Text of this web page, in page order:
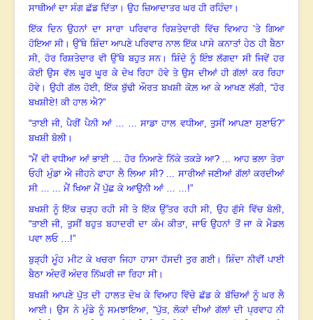
ਸਾਥੀਆਂ ਦਾ ਸੰਗ ਛੱਡ ਦਿੱਤਾ । ਉਹ ਜ਼ਿਆਦਾਤਰ ਘਰ ਹੀ ਰਹਿੰਦਾ ।
ਇੱਕ ਦਿਨ ਉਹਨਾਂ ਦਾ ਸਾਰਾ ਪਰਿਵਾਰ ਰਿਸ਼ਤੇਦਾਰੀ ਵਿੱਚ ਵਿਆਹ ’ਤੇ ਗਿਆ
ਹੋਇਆ ਸੀ। ਉੱਥੇ ਸ਼ਿੰਦਾ ਆਪਣੇ ਪਰਿਵਾਰ ਨਾਲ ਇੱਕ ਪਾਸੇ ਕਨਾਤਾਂ ਹੇਠ ਹੀ ਬੈਠਾ
ਸੀ, ਹੋਰ ਰਿਸ਼ਤੇਦਾਰ ਵੀ ਉੱਥੇ ਬਹੁਤ ਸਨ। ਸ਼ਿੰਦੇ ਨੂੰ ਇੰਝ ਲੱਗਦਾ ਸੀ ਜਿਵੇਂ ਹਰ
ਕੋਈ ਉਸ ਵੱਲ ਘੂਰ ਘੂਰ ਕੇ ਦੇਖ ਰਿਹਾ ਹੋਵੇ ਤੇ ਉਸ ਦੀਆਂ ਹੀ ਗੱਲਾਂ ਕਰ ਰਿਹਾ
ਹੋਵੇ। ਉਹੀ ਗੱਲ ਹੋਈ,ਇੱਕ ਬੁੱਢੀ ਔਰਤ ਬਖਸ਼ੀ ਕੋਲ਼ ਆ ਕੇ ਆਖਣ ਲੱਗੀ, “ਹੋਰ
ਬਖਸ਼ੀਏ! ਕੀ ਹਾਲ ਐ?”
“ਤਾਈ ਜੀ, ਪੈਰੀਂ ਪੈਨੀ ਆਂ … … ਸਾਡਾ ਹਾਲ ਵਧੀਆ, ਤੁਸੀਂ ਆਪਣਾ ਸੁਣਾਓ?”
ਬਖਸ਼ੀ ਬੋਲੀ।
“ਮੈਂ ਵੀ ਵਧੀਆ ਆਂ ਭਾਈ … ਹੋਰ ਨਿਆਣੇ ਨਿੱਕੇ ਤਕੜੇ ਆ? ... ਆਹ ਭਲਾ ਤੇਰਾ
ਓਹੀ ਮੁੰਡਾ ਐ ਜੀਹਨੇ ਫਾਹਾ ਲੈ ਲਿਆ ਸੀ? ... ਸਾਰੀਆਂ ਜਣੀਆਂ ਗੱਲਾਂ ਕਰਦੀਆਂ
ਸੀ … ... ਮੈਂ ਖਿਆ ਮੈਂ ਪੁੱਛ ਕੇ ਆਉਨੀ ਆਂ … …!”
ਬਖਸ਼ੀ ਨੂੰ ਇੱਕ ਚੜ੍ਹ ਰਹੀ ਸੀ ਤੇ ਇੱਕ ਉੱਤਰ ਰਹੀ ਸੀ, ਉਹ ਗੁੱਸੇ ਵਿੱਚ ਬੋਲੀ,
“ਤਾਈ ਜੀ, ਤੁਸੀਂ ਬਹੁਤ ਬਹਾਦਰੀ ਦਾ ਕੰਮ ਕੀਤਾ, ਜਾਓ ਉਹਨਾਂ ਤੋਂ ਜਾ ਕੇ ਮੈਡਲ
ਪਵਾ ਲਓ …!”
ਬੁੜ੍ਹੀ ਮੂੰਹ ਮੀਟ ਕੇ ਖਚਰਾ ਜਿਹਾ ਹਾਸਾ ਹੱਸਦੀ ਤੁਰ ਗਈ। ਸ਼ਿੰਦਾ ਨੀਵੀਂ ਪਾਈ
ਬੈਠਾ ਅੰਦਰੋਂ ਅੰਦਰ ਨਿੱਘਰੀ ਜਾ ਰਿਹਾ ਸੀ।
ਬਖਸ਼ੀ ਆਪਣੇ ਪੁੱਤ ਦੀ ਹਾਲਤ ਦੇਖ ਕੇ ਵਿਆਹ ਵਿੱਚੇ ਛੱਡ ਕੇ ਬੱਚਿਆਂ ਨੂੰ ਘਰ ਲੈ
ਆਈ।ਉਸ ਨੇ ਮੁੰਡੇ ਨੂੰ ਸਮਝਾਇਆ, “ਪੁੱਤ, ਲੋਕਾਂ ਦੀਆਂ ਗੱਲਾਂ ਦੀ ਪ੍ਰਵਾਹ ਨੀ